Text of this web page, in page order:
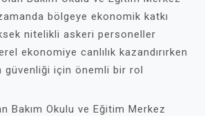
bölgeye ekonomik katkı
nitelikli askeri personeller
ekonomiye canlılık kazandırırken
güvenliği için önemli bir rol
Bakım Okulu ve Eğitim Merkez